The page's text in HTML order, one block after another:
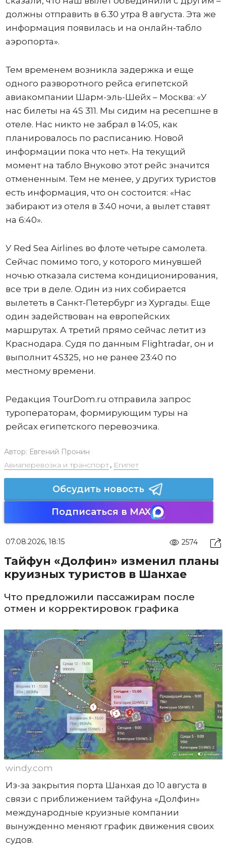
должны отправить в 6.30 утра 8 августа. Эта же
информация появилась и на онлайн-табло
аэропорта».
Тем временем возникла задержка и еще
одного разворотного рейса египетской
авиакомпании Шарм-эль-Шейх – Москва: «У
нас билеты на 4S 311. Мы сидим на ресепшне в
отеле. Нас никто не забрал в 14:05, как
планировалось по расписанию. Новой
информации пока что нет». На текущий
момент на табло Внуково этот рейс значится
отмененным. Тем не менее, у других туристов
есть информация, что он состоится: «Нас
забирают из отеля в 3:40 ночи, а вылет ставят
на 6:40».
У Red Sea Airlines во флоте четыре самолета.
Сейчас помимо того, у которого минувшей
ночью отказала система кондиционирования,
все три в деле. Один из них собирается
вылететь в Санкт-Петербург из Хургады. Еще
один задействован на европейских
маршрутах. А третий прямо сейчас летит из
Краснодара. Судя по данным Flightradar, он и
выполнит 4S325, но не ранее 23:40 по
местному времени.
Редакция TourDom.ru отправила запрос
туроператорам, формирующим туры на
рейсах египетского перевозчика.
Автор: Евгений Пронин
Авиаперевозка и транспорт, Египет
Обсудить новость
Подписаться в MAX
07.08.2026, 18:15 2574
Тайфун «Долфин» изменил планы
круизных туристов в Шанхае
Что предложили пассажирам после
отмен и корректировок графика
windy.com
Из-за закрытия порта Шанхая до 10 августа в
связи с приближением тайфуна «Долфин»
международные круизные компании
вынужденно меняют график движения своих
судов.